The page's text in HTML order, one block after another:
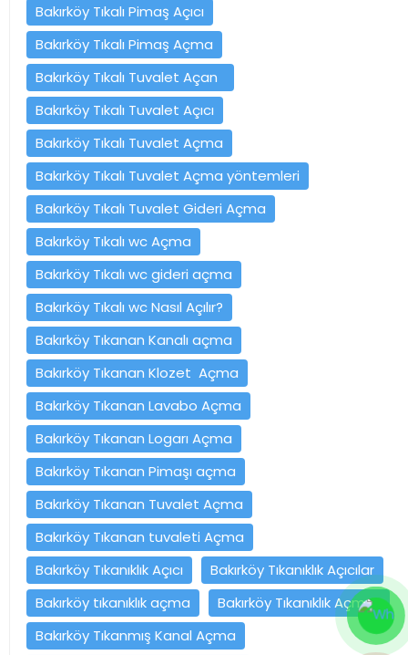
Bakırköy Tıkalı Pimaş Açıcı
Bakırköy Tıkalı Pimaş Açma
Bakırköy Tıkalı Tuvalet Açan
Bakırköy Tıkalı Tuvalet Açıcı
Bakırköy Tıkalı Tuvalet Açma
Bakırköy Tıkalı Tuvalet Açma yöntemleri
Bakırköy Tıkalı Tuvalet Gideri Açma
Bakırköy Tıkalı wc Açma
Bakırköy Tıkalı wc gideri açma
Bakırköy Tıkalı wc Nasıl Açılır?
Bakırköy Tıkanan Kanalı açma
Bakırköy Tıkanan Klozet Açma
Bakırköy Tıkanan Lavabo Açma
Bakırköy Tıkanan Logarı Açma
Bakırköy Tıkanan Pimaşı açma
Bakırköy Tıkanan Tuvalet Açma
Bakırköy Tıkanan tuvaleti Açma
Bakırköy Tıkanıklık Açıcı
Bakırköy Tıkanıklık Açıcılar
Bakırköy tıkanıklık açma
Bakırköy Tıkanıklık Açmak
Bakırköy Tıkanmış Kanal Açma